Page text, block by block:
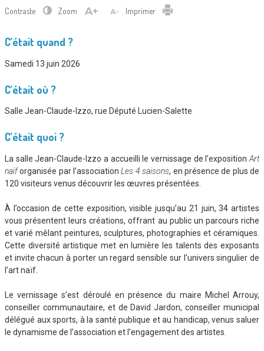
Contraste Zoom Imprimer
C’était quand ?
Samedi 13 juin 2026
C’était où ?
Salle Jean-Claude-Izzo, rue Député Lucien-Salette
C’était quoi ?
La salle Jean-Claude-Izzo a accueilli le vernissage de l’exposition Art
naïforganisée par l’associationLes 4 saisons, en présence de plus de
120 visiteurs venus découvrir les œuvres présentées.
À l’occasion de cette exposition, visible jusqu’au 21 juin, 34 artistes
vous présentent leurs créations, offrant au public un parcours riche
et varié mêlant peintures, sculptures, photographies et céramiques.
Cette diversité artistique met en lumière les talents des exposants
et invite chacun à porter un regard sensible sur l’univers singulier de
l’art naïf.
Le vernissage s’est déroulé en présence du maire Michel Arrouy,
conseiller communautaire, et de David Jardon, conseiller municipal
délégué aux sports, à la santé publique et au handicap, venus saluer
le dynamisme de l’association et l’engagement des artistes.